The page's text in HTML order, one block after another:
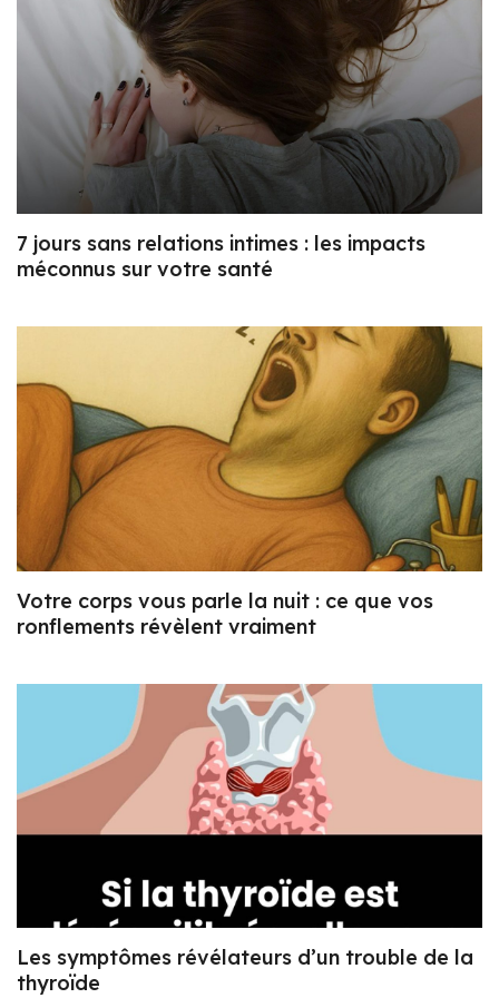
7 jours sans relations intimes : les impacts
méconnus sur votre santé
Votre corps vous parle la nuit : ce que vos
ronflements révèlent vraiment
Les symptômes révélateurs d’un trouble de la
thyroïde